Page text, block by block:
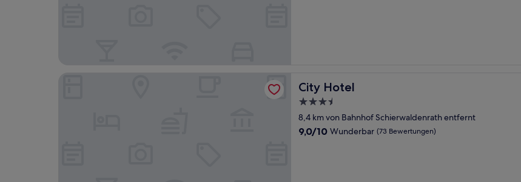
City Hotel
City Hotel
3.5-
Sterne-
Unterkunft
8,4 km von Bahnhof Schierwaldenrath entfernt
9.0
9,0/10 Wunderbar (73 Bewertungen)